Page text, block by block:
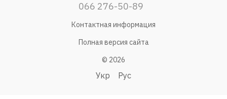
066 276-50-89
Контактная информация
Полная версия сайта
© 2026
Укр Рус